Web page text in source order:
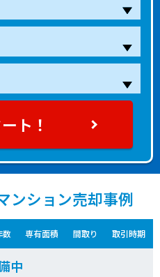
ト！
ンション売却事例
数 専有面積 間取り 取引時期
中